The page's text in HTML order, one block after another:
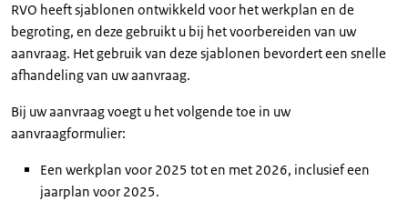
RVO heeft sjablonen ontwikkeld voor het werkplan en de
begroting, en deze gebruikt u bij het voorbereiden van uw
aanvraag. Het gebruik van deze sjablonen bevordert een snelle
afhandeling van uw aanvraag.
Bij uw aanvraag voegt u het volgende toe in uw
aanvraagformulier:
Een werkplan voor 2025 tot en met 2026, inclusief een
jaarplan voor 2025.